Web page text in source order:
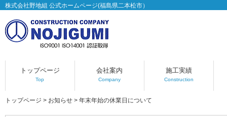
株式会社野地組 公式ホームページ(福島県二本松市）
トップページ
Top
会社案内
Company
施工実績
Construction
トップページ > お知らせ > 年末年始の休業日について